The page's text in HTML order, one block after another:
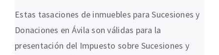
Estas tasaciones de inmuebles para Sucesiones y
Donaciones en Ávila son válidas para la
presentación del Impuesto sobre Sucesiones y